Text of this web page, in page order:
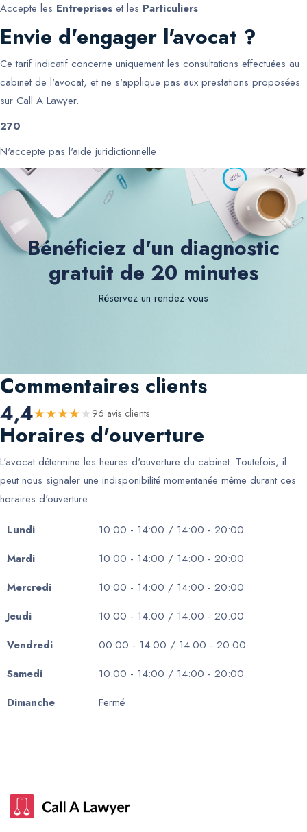
Accepte les Entreprises et les Particuliers
Envie d'engager l'avocat ?
Ce tarif indicatif concerne uniquement les consultations effectuées au
cabinet de l'avocat, et ne s'applique pas aux prestations proposées
sur Call A Lawyer.
270
N'accepte pas l'aide juridictionnelle
Bénéficiez d'un diagnostic
gratuit de 20 minutes
Réservez un rendez-vous
Commentaires clients
4,4★★★★★ 96 avis clients
Horaires d'ouverture
L'avocat détermine les heures d'ouverture du cabinet. Toutefois, il
peut nous signaler une indisponibilité momentanée même durant ces
horaires d'ouverture.
Lundi
10:00 - 14:00 / 14:00 - 20:00
Mardi
10:00 - 14:00 / 14:00 - 20:00
Mercredi
10:00 - 14:00 / 14:00 - 20:00
Jeudi
10:00 - 14:00 / 14:00 - 20:00
Vendredi
00:00 - 14:00 / 14:00 - 20:00
Samedi
10:00 - 14:00 / 14:00 - 20:00
Dimanche
Fermé